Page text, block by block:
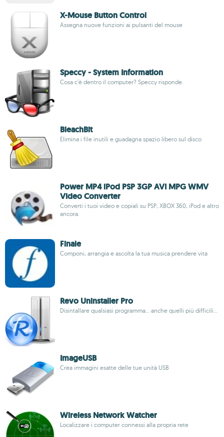
X-Mouse Button Control
Assegna nuove funzioni ai pulsanti del mouse
Speccy - System Information
Cosa c'è dentro il computer? Speccy risponde.
BleachBit
Elimina i file inutili e guadagna spazio libero sul disco
Power MP4 iPod PSP 3GP AVI MPG WMV
Video Converter
Converti i tuoi video e copiali su PSP, XBOX 360, iPod e altro
ancora.
Finale
Componi, arrangia e ascolta la tua musica prendere vita
Revo Uninstaller Pro
Disintallare qualsiasi programma... anche quelli più difficili...
ImageUSB
Crea immagini esatte delle tue unità USB
Wireless Network Watcher
Localizzare i computer connessi alla propria rete